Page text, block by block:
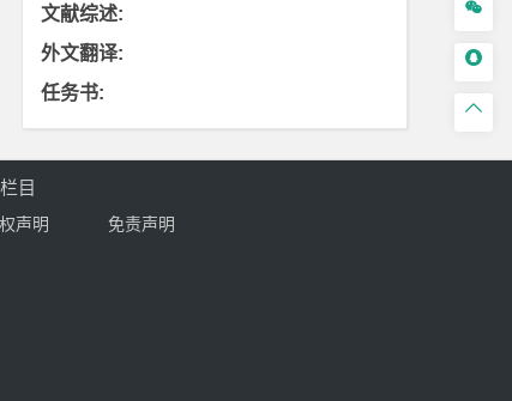
文献综述:
外文翻译:
任务书:



目
声明 免责声明